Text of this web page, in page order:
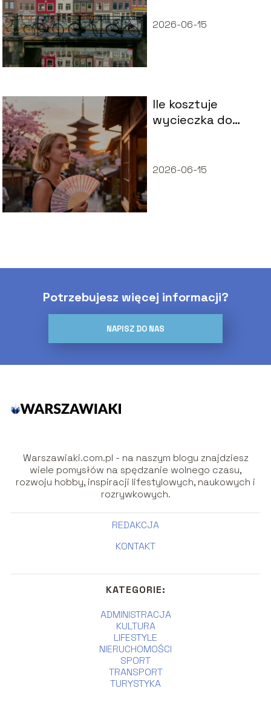
wygodną podróż
2026-06-15
Ile kosztuje
wycieczka do
poradnik
2026-06-15
Potrzebujesz więcej informacji?
NAPISZ DO NAS
Warszawiaki.com.pl - na naszym blogu znajdziesz
wiele pomysłów na spędzanie wolnego czasu,
rozwoju hobby, inspiracji lifestylowych, naukowych i
rozrywkowych.
REDAKCJA
KONTAKT
KATEGORIE:
ADMINISTRACJA
KULTURA
LIFESTYLE
NIERUCHOMOŚCI
SPORT
TRANSPORT
TURYSTYKA